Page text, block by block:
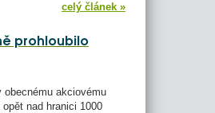
celý článek »
prohloubilo
obecnému akciovému
nad hranici 1000